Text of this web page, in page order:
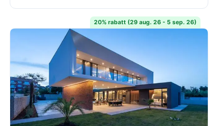
20% rabatt (29 aug. 26 - 5 sep. 26)